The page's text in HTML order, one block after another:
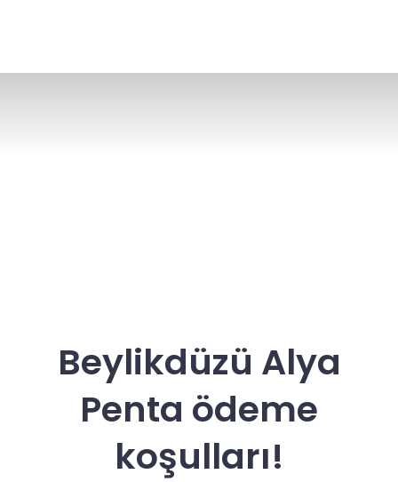
Beylikdüzü Alya
Penta ödeme
koşulları!